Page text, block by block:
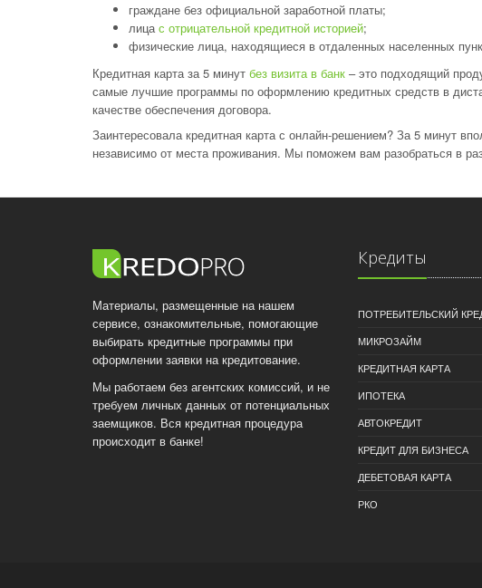
граждане без официальной заработной платы;
лицас отрицательной кредитной историей;
физические лица, находящиеся в отдаленных населенных
Кредитная карта за 5 минут без визита в банк – это подходящий
самые лучшие программы по оформлению кредитных средств в
качестве обеспечения договора.
Заинтересовала кредитная карта с онлайн-решением? За 5 минут
независимо от места проживания. Мы поможем вам разобраться в
Материалы, размещенные на нашем
сервисе, ознакомительные, помогающие
выбирать кредитные программы при
оформлении заявки на кредитование.
Мы работаем без агентских комиссий, и не
требуем личных данных от потенциальных
заемщиков. Вся кредитная процедура
происходит в банке!
Кредиты
ПОТРЕБИТЕЛЬСКИЙ
МИКРОЗАЙМ
КРЕДИТНАЯ КАРТА
ИПОТЕКА
АВТОКРЕДИТ
КРЕДИТ ДЛЯ БИЗНЕСА
ДЕБЕТОВАЯ КАРТА
РКО